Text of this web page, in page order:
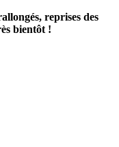
reprises des
bientôt !